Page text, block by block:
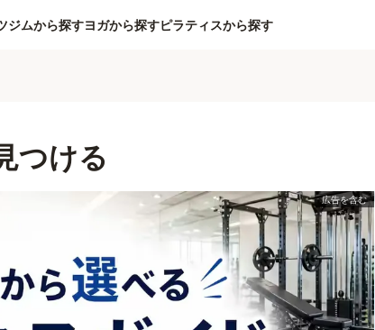
ジムから探すヨガから探すピラティスから探す
つける